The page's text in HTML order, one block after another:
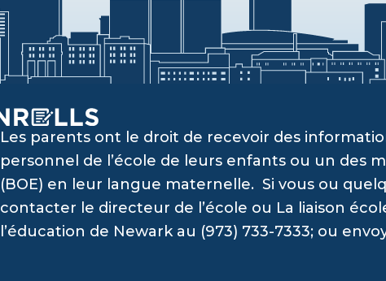
Les parents ont le droit de recevoir des
personnel de l’école de leurs enfants ou un des
(BOE) en leur langue maternelle. Si vous ou
contacter le directeur de l’école ou La liaison
l’éducation de Newark au (973) 733-7333; ou